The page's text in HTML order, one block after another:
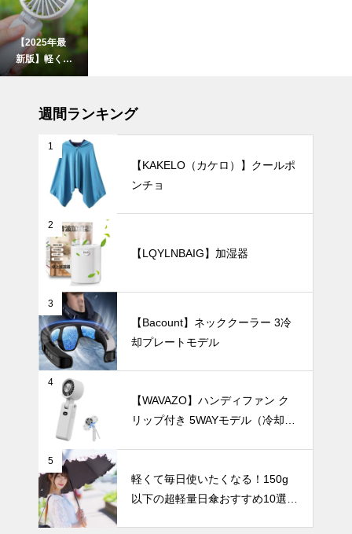
【2025年最
新版】軽くて
快適！バッグ
まる「100g
台のミニ扇風
機」おすすめ
枝ものや背の
高い花をもっ
と素敵に。陶
器製ロングベ
ースでつくる
洗練インテリ
UV・雨対策
２０２４年の
おすすめ折り
たたみ傘ベス
UV・雨対策
さっと簡単収
納！きれいに
畳むのが苦手
な方におすす
インテリア小物
週間ランキング
1
【KAKELO（カケロ）】クールポ
ンチョ
2
【LQYLNBAIG】加湿器
3
【Bacount】ネッククーラー 3冷
却プレートモデル
4
【WAVAZO】ハンディファン ク
リップ付き 5WAYモデル（冷却プ
5
軽くて毎日使いたくなる！150g
以下の超軽量日傘おすすめ10選